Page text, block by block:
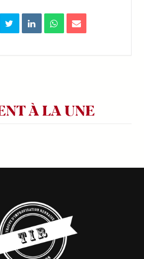
À LA UNE